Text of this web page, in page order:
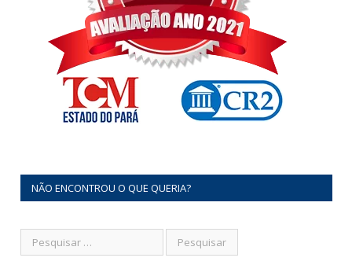
NÃO ENCONTROU O QUE QUERIA?